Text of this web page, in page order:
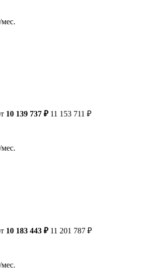
10 139 737 ₽ 11 153 711 ₽
10 183 443 ₽ 11 201 787 ₽